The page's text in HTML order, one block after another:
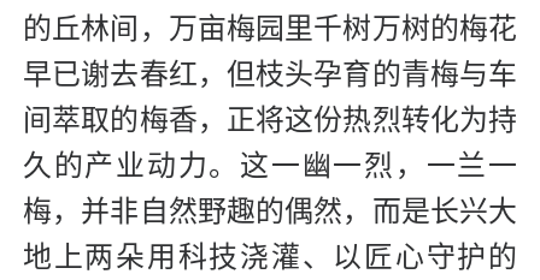
的丘林间，万亩梅园里千树万树的梅花
早已谢去春红，但枝头孕育的青梅与车
间萃取的梅香，正将这份热烈转化为持
久的产业动力。这一幽一烈，一兰一
梅，并非自然野趣的偶然，而是长兴大
地上两朵用科技浇灌、以匠心守护的